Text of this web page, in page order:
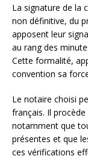
La signature de la
non définitive, du
apposent leur
au rang des
Cette formalité,
convention sa
Le notaire choisi
français. Il
notamment que
présentes et que
ces vérifications